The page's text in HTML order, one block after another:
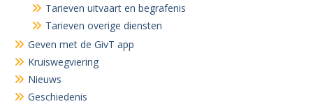
Tarieven uitvaart en begrafenis
Tarieven overige diensten
Geven met de GivT app
Kruiswegviering
Nieuws
Geschiedenis